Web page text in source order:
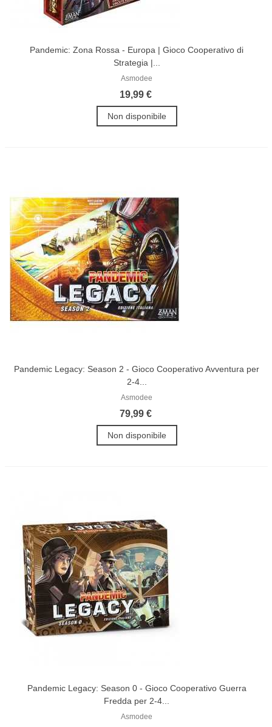
Pandemic: Zona Rossa - Europa | Gioco Cooperativo di
Strategia |...
Asmodee
19,99 €
Non disponibile
Pandemic Legacy: Season 2 - Gioco Cooperativo Avventura per
2-4...
Asmodee
79,99 €
Non disponibile
Pandemic Legacy: Season 0 - Gioco Cooperativo Guerra
Fredda per 2-4...
Asmodee